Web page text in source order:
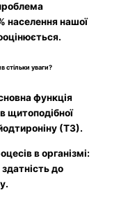
населення нашої
стільки уваги?
функція
щитоподібної
(Т3).
в організмі:
до